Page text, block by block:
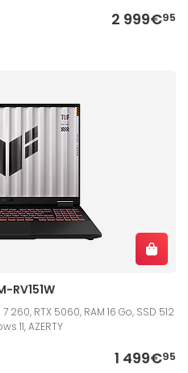
2 999€95
RV151W
260, RTX 5060, RAM 16 Go, SSD 512
11, AZERTY
1 499€95